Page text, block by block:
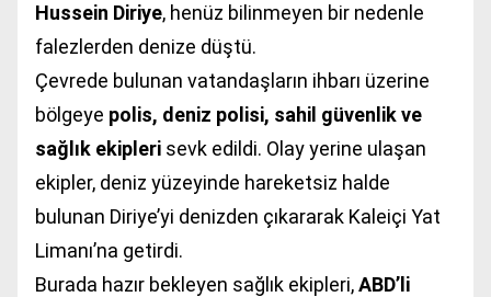
Hussein Diriye, henüz bilinmeyen bir nedenle
falezlerden denize düştü.
Çevrede bulunan vatandaşların ihbarı üzerine
bölgeye polis, deniz polisi, sahil güvenlik ve
sağlık ekipleri sevk edildi. Olay yerine ulaşan
ekipler, deniz yüzeyinde hareketsiz halde
bulunan Diriye’yi denizden çıkararak Kaleiçi Yat
Limanı’na getirdi.
Burada hazır bekleyen sağlık ekipleri,ABD’li